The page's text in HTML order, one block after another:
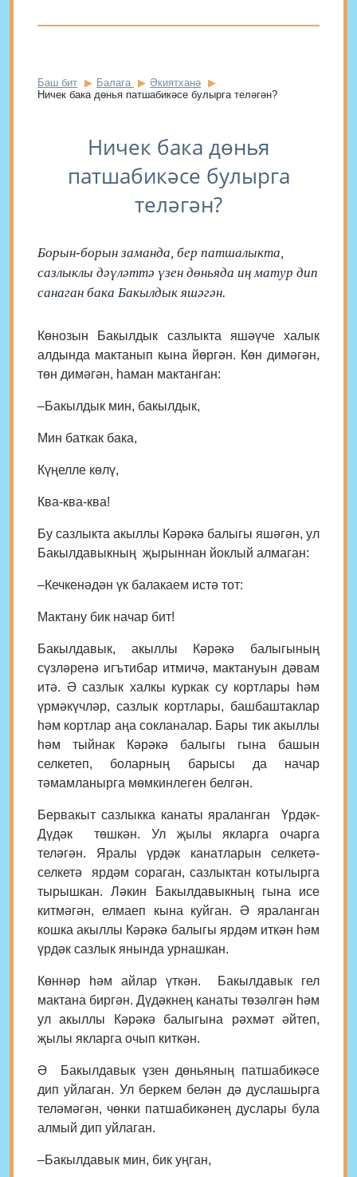
Баш бит Балага
Әкиятханә
Ничек бака дөнья патшабикәсе булырга теләгән?
Ничек бака дөнья
патшабикәсе булырга
теләгән?
Борын-борын заманда, бер патшалыкта,
сазлыклы дәүләттә үзен дөньяда иң матур дип
санаган бака Бакылдык яшәгән.
Көнозын Бакылдык сазлыкта яшәүче халык
алдында мактанып кына йөргән. Көн димәгән,
төн димәгән, һаман мактанган:
–Бакылдык мин, бакылдык,
Мин баткак бака,
Күңелле көлү,
Ква-ква-ква!
Бу сазлыкта акыллы Кәрәкә балыгы яшәгән, ул
Бакылдавыкның җырыннан йоклый алмаган:
–Кечкенәдән үк балакаем истә тот:
Мактану бик начар бит!
Бакылдавык, акыллы Кәрәкә балыгының
сүзләренә игътибар итмичә, мактануын дәвам
итә. Ә сазлык халкы куркак су кортлары һәм
үрмәкүчләр, сазлык кортлары, башбаштаклар
һәм кортлар аңа сокланалар. Бары тик акыллы
һәм тыйнак Кәрәкә балыгы гына башын
селкетеп, боларның барысы да начар
тәмамланырга мөмкинлеген белгән.
Бервакыт сазлыкка канаты яраланган Үрдәк-
Дүдәк төшкән. Ул җылы якларга очарга
теләгән. Яралы үрдәк канатларын селкетә-
селкетә ярдәм сораган, сазлыктан котылырга
тырышкан. Ләкин Бакылдавыкның гына исе
китмәгән, елмаеп кына куйган. Ә яраланган
кошка акыллы Кәрәкә балыгы ярдәм иткән һәм
үрдәк сазлык янында урнашкан.
Көннәр һәм айлар үткән. Бакылдавык гел
мактана биргән. Дүдәкнең канаты төзәлгән һәм
ул акыллы Кәрәкә балыгына рәхмәт әйтеп,
җылы якларга очып киткән.
Ә Бакылдавык үзен дөньяның патшабикәсе
дип уйлаган. Ул беркем белән дә дуслашырга
теләмәгән, чөнки патшабикәнең дуслары була
алмый дип уйлаган.
–Бакылдавык мин, бик уңган,